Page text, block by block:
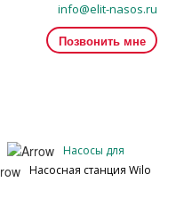
info@elit-nasos.ru
Позвонить мне
Насосы для
Насосная станция Wilo